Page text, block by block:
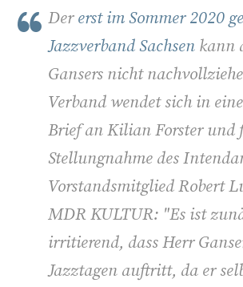
Dererst im Sommer 2020
Jazzverband Sachsen kann
Gansers nicht
Verband wendet sich in
Brief an Kilian Forster und
Stellungnahme des
Vorstandsmitglied Robert
MDR KULTUR: "Es ist
irritierend, dass Herr
Jazztagen auftritt, da er